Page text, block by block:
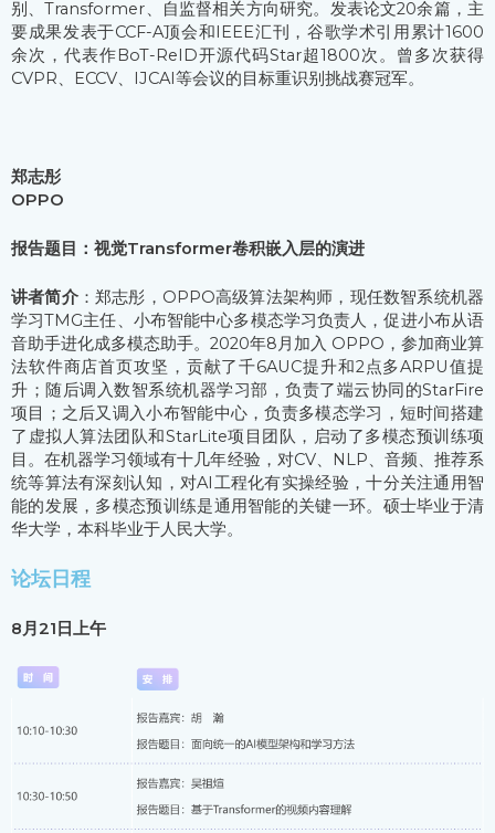
别、Transformer、自监督相关方向研究。发表论文20余篇，主
要成果发表于CCF-A顶会和IEEE汇刊，谷歌学术引用累计1600
余次，代表作BoT-ReID开源代码Star超1800次。曾多次获得
CVPR、ECCV、IJCAI等会议的目标重识别挑战赛冠军。
郑志彤
OPPO
报告题目：视觉Transformer卷积嵌入层的演进
讲者简介：郑志彤，OPPO高级算法架构师，现任数智系统机器
学习TMG主任、小布智能中心多模态学习负责人，促进小布从语
音助手进化成多模态助手。2020年8月加入 OPPO，参加商业算
法软件商店首页攻坚，贡献了千6AUC提升和2点多ARPU值提
升；随后调入数智系统机器学习部，负责了端云协同的StarFire
项目；之后又调入小布智能中心，负责多模态学习，短时间搭建
了虚拟人算法团队和StarLite项目团队，启动了多模态预训练项
目。在机器学习领域有十几年经验，对CV、NLP、音频、推荐系
统等算法有深刻认知，对AI工程化有实操经验，十分关注通用智
能的发展，多模态预训练是通用智能的关键一环。硕士毕业于清
华大学，本科毕业于人民大学。
论坛日程
8月21日上午